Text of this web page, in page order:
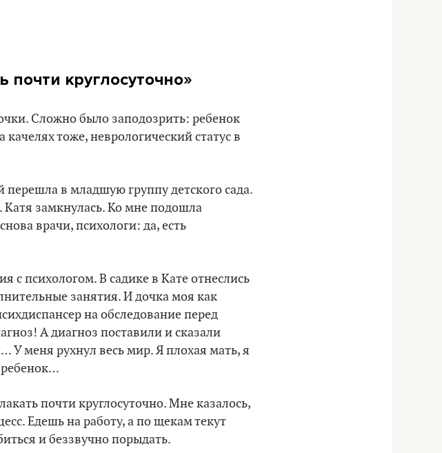
круглосуточно»
Сложно было заподозрить: ребенок
качелях тоже, неврологический статус в
перешла в младшую группу детского сада.
замкнулась. Ко мне подошла
врачи, психологи: да, есть
с психологом. В садике в Кате отнеслись
занятия. И дочка моя как
на обследование перед
А диагноз поставили и сказали
У меня рухнул весь мир. Я плохая мать, я
ребенок…
почти круглосуточно. Мне казалось,
Едешь на работу, а по щекам текут
и беззвучно порыдать.